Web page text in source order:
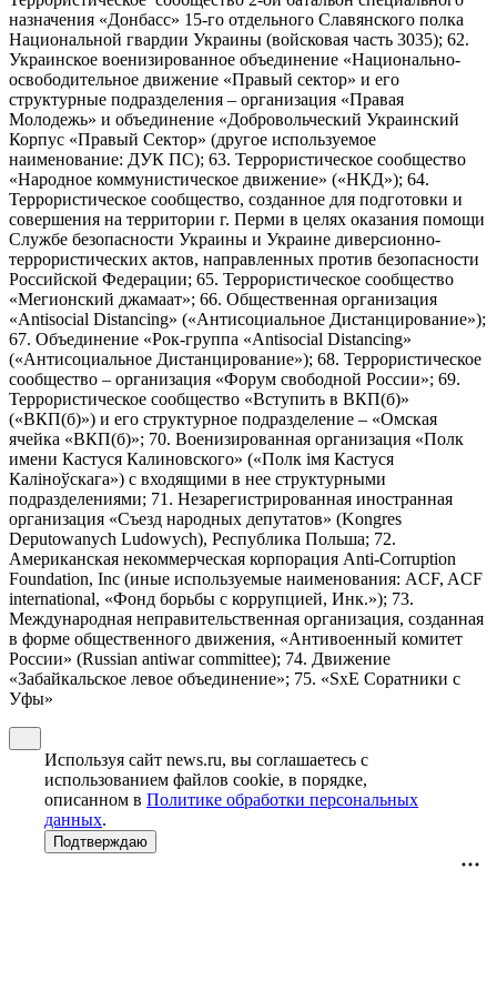
назначения «Донбасс» 15-го отдельного Славянского полка
Национальной гвардии Украины (войсковая часть 3035); 62.
Украинское военизированное объединение «Национально-
освободительное движение «Правый сектор» и его
структурные подразделения – организация «Правая
Молодежь» и объединение «Добровольческий Украинский
Корпус «Правый Сектор» (другое используемое
наименование: ДУК ПС); 63. Террористическое сообщество
«Народное коммунистическое движение» («НКД»); 64.
Террористическое сообщество, созданное для подготовки и
совершения на территории г. Перми в целях оказания помощи
Службе безопасности Украины и Украине диверсионно-
террористических актов, направленных против безопасности
Российской Федерации; 65. Террористическое сообщество
«Мегионский джамаат»; 66. Общественная организация
«Antisocial Distancing» («Антисоциальное Дистанцирование»);
67. Объединение «Рок-группа «Antisocial Distancing»
(«Антисоциальное Дистанцирование»); 68. Террористическое
сообщество – организация «Форум свободной России»; 69.
Террористическое сообщество «Вступить в ВКП(б)»
(«ВКП(б)») и его структурное подразделение – «Омская
ячейка «ВКП(б)»; 70. Военизированная организация «Полк
имени Кастуся Калиновского» («Полк iмя Кастуся
Калiноўскага») с входящими в нее структурными
подразделениями; 71. Незарегистрированная иностранная
организация «Съезд народных депутатов» (Kongres
Deputowanych Ludowych), Республика Польша; 72.
Американская некоммерческая корпорация Anti-Corruption
Foundation, Inc (иные используемые наименования: ACF, ACF
international, «Фонд борьбы с коррупцией, Инк.»); 73.
Международная неправительственная организация, созданная
в форме общественного движения, «Антивоенный комитет
России» (Russian antiwar committee); 74. Движение
«Забайкальское левое объединение»; 75. «SxE Соратники с
Уфы»
Используя сайт news.ru, вы соглашаетесь с
использованием файлов cookie, в порядке,
описанном в Политике обработки персональных
данных.
Подтверждаю